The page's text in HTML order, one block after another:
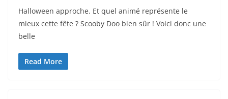
Halloween approche. Et quel animé représente le
mieux cette fête ? Scooby Doo bien sûr ! Voici donc une
belle
Read More